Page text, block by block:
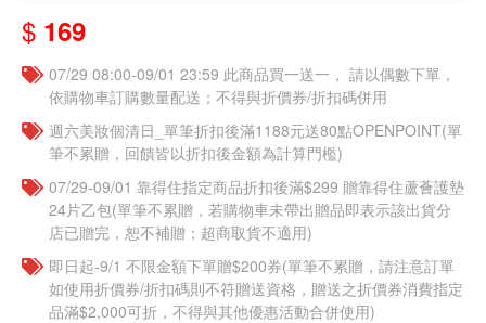
$ 169
07/29 08:00-09/01 23:59 此商品買一送一， 請以偶數下單，
依購物車訂購數量配送；不得與折價券/折扣碼併用
週六美妝個清日_單筆折扣後滿1188元送80點OPENPOINT(單
筆不累贈，回饋皆以折扣後金額為計算門檻)
07/29-09/01 靠得住指定商品折扣後滿$299 贈靠得住蘆薈護墊
24片乙包(單筆不累贈，若購物車未帶出贈品即表示該出貨分
店已贈完，恕不補贈；超商取貨不適用)
即日起-9/1 不限金額下單贈$200券(單筆不累贈，請注意訂單
如使用折價券/折扣碼則不符贈送資格，贈送之折價券消費指定
品滿$2,000可折，不得與其他優惠活動合併使用)